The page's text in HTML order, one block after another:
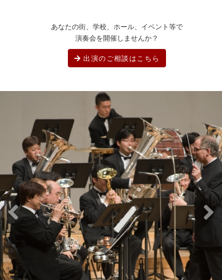
あなたの街、学校、ホール、イベント等で
演奏会を開催しませんか？
出演のご相談はこちら